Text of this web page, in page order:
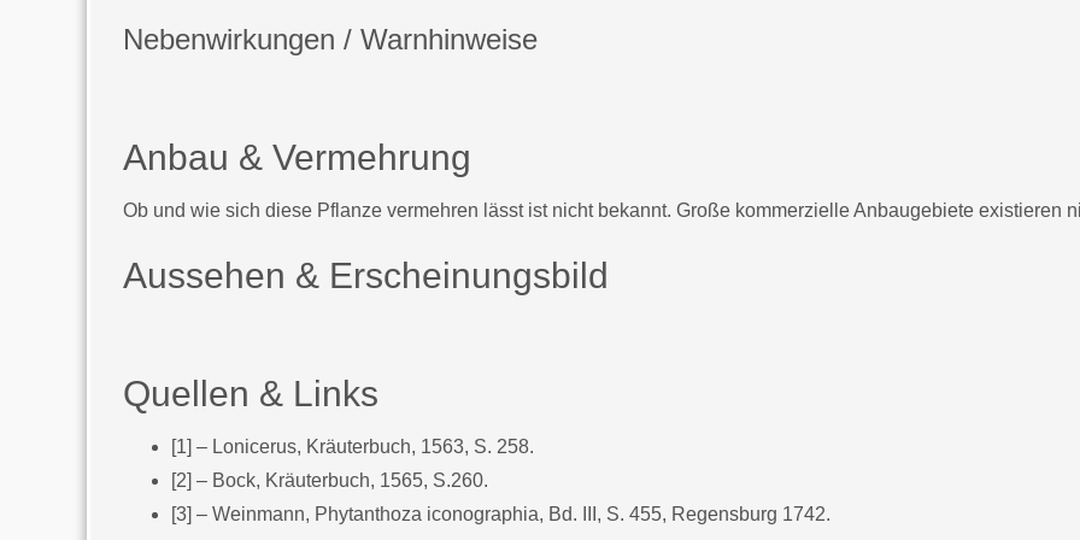
Nebenwirkungen / Warnhinweise
Anbau & Vermehrung
Ob und wie sich diese Pflanze vermehren lässt ist nicht bekannt. Große kommerzielle Anbaugebiete existieren
Aussehen & Erscheinungsbild
Quellen & Links
[1] – Lonicerus, Kräuterbuch, 1563, S. 258.
[2] – Bock, Kräuterbuch, 1565, S.260.
[3] – Weinmann, Phytanthoza iconographia, Bd. III, S. 455, Regensburg 1742.